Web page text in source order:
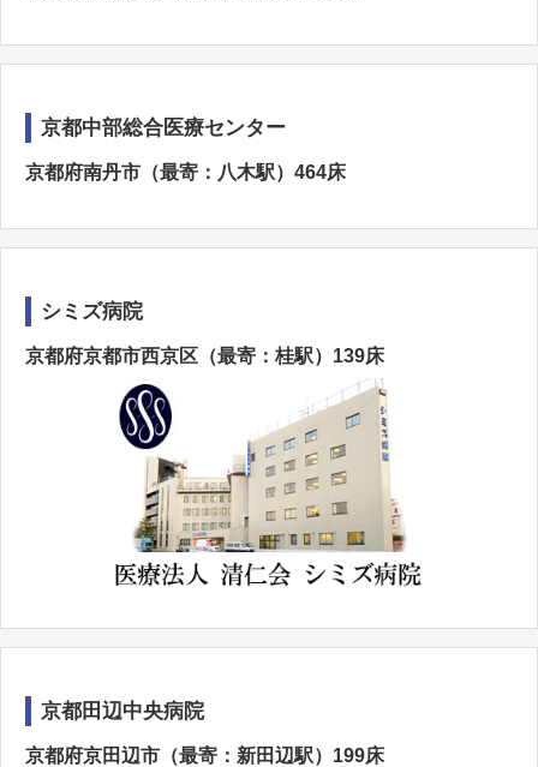
京都中部総合医療センター
京都府南丹市（最寄：八木駅）464床
シミズ病院
京都府京都市西京区（最寄：桂駅）139床
京都田辺中央病院
京都府京田辺市（最寄：新田辺駅）199床